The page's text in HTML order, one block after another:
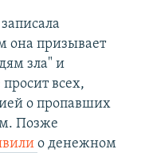
она призывает
зла" и
всех,
о пропавших
Позже
о денежном